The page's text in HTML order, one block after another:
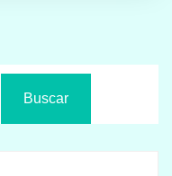
Buscar